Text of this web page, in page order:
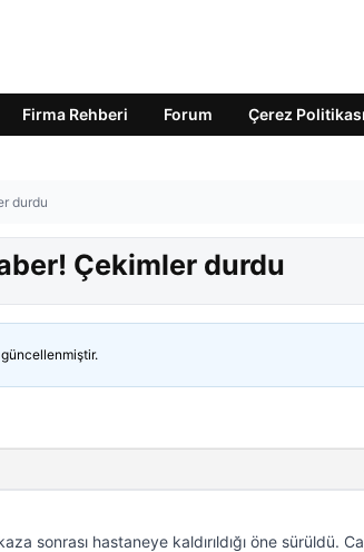
Firma Rehberi Forum Çerez Politikası
durdu
Çekimler durdu
sonrası hastaneye kaldırıldığı öne sürüldü.